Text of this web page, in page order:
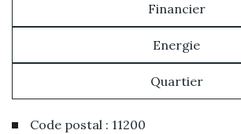
Financier
Energie
Quartier
Code postal : 11200